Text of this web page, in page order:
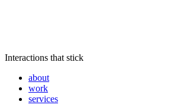
Interactions that stick
about
work
services